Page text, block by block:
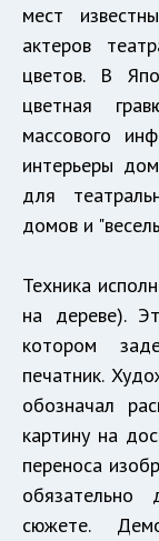
мест
актеров
цветов. В
цветная
массового
интерьеры
для
домов и
Техника
на дереве).
котором
печатник.
обозначал
картину на
переноса
обязательно
сюжете.